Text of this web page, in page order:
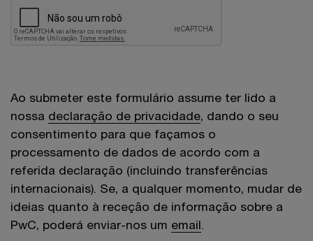
Ao submeter este formulário assume ter lido a
nossa declaração de privacidade, dando o seu
consentimento para que façamos o
processamento de dados de acordo com a
referida declaração (incluindo transferências
internacionais). Se, a qualquer momento, mudar de
ideias quanto à receção de informação sobre a
PwC, poderá enviar-nos um email.